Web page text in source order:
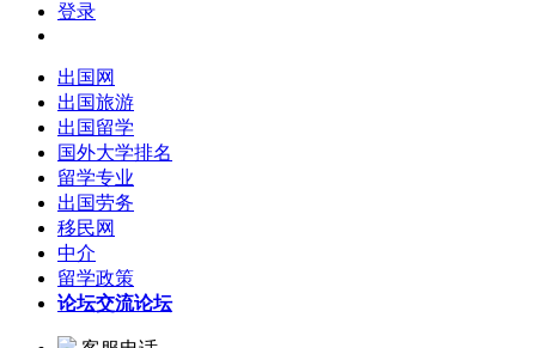
登录
出国网
出国旅游
出国留学
国外大学排名
留学专业
出国劳务
移民网
中介
留学政策
论坛交流论坛